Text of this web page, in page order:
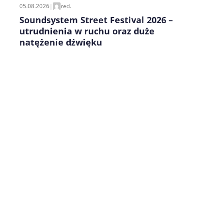
05.08.2026| red.
Soundsystem Street Festival 2026 –
utrudnienia w ruchu oraz duże
natężenie dźwięku